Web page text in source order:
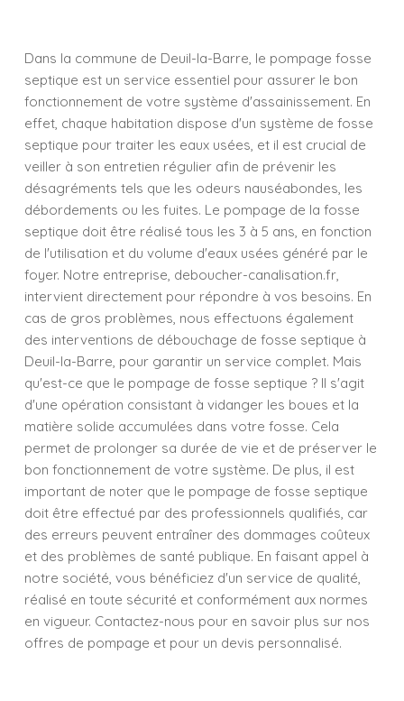
Dans la commune de Deuil-la-Barre, le pompage fosse
septique est un service essentiel pour assurer le bon
fonctionnement de votre système d'assainissement. En
effet, chaque habitation dispose d'un système de fosse
septique pour traiter les eaux usées, et il est crucial de
veiller à son entretien régulier afin de prévenir les
désagréments tels que les odeurs nauséabondes, les
débordements ou les fuites. Le pompage de la fosse
septique doit être réalisé tous les 3 à 5 ans, en fonction
de l'utilisation et du volume d'eaux usées généré par le
foyer. Notre entreprise, deboucher-canalisation.fr,
intervient directement pour répondre à vos besoins. En
cas de gros problèmes, nous effectuons également
des interventions de débouchage de fosse septique à
Deuil-la-Barre, pour garantir un service complet. Mais
qu'est-ce que le pompage de fosse septique ? Il s'agit
d'une opération consistant à vidanger les boues et la
matière solide accumulées dans votre fosse. Cela
permet de prolonger sa durée de vie et de préserver le
bon fonctionnement de votre système. De plus, il est
important de noter que le pompage de fosse septique
doit être effectué par des professionnels qualifiés, car
des erreurs peuvent entraîner des dommages coûteux
et des problèmes de santé publique. En faisant appel à
notre société, vous bénéficiez d'un service de qualité,
réalisé en toute sécurité et conformément aux normes
en vigueur. Contactez-nous pour en savoir plus sur nos
offres de pompage et pour un devis personnalisé.